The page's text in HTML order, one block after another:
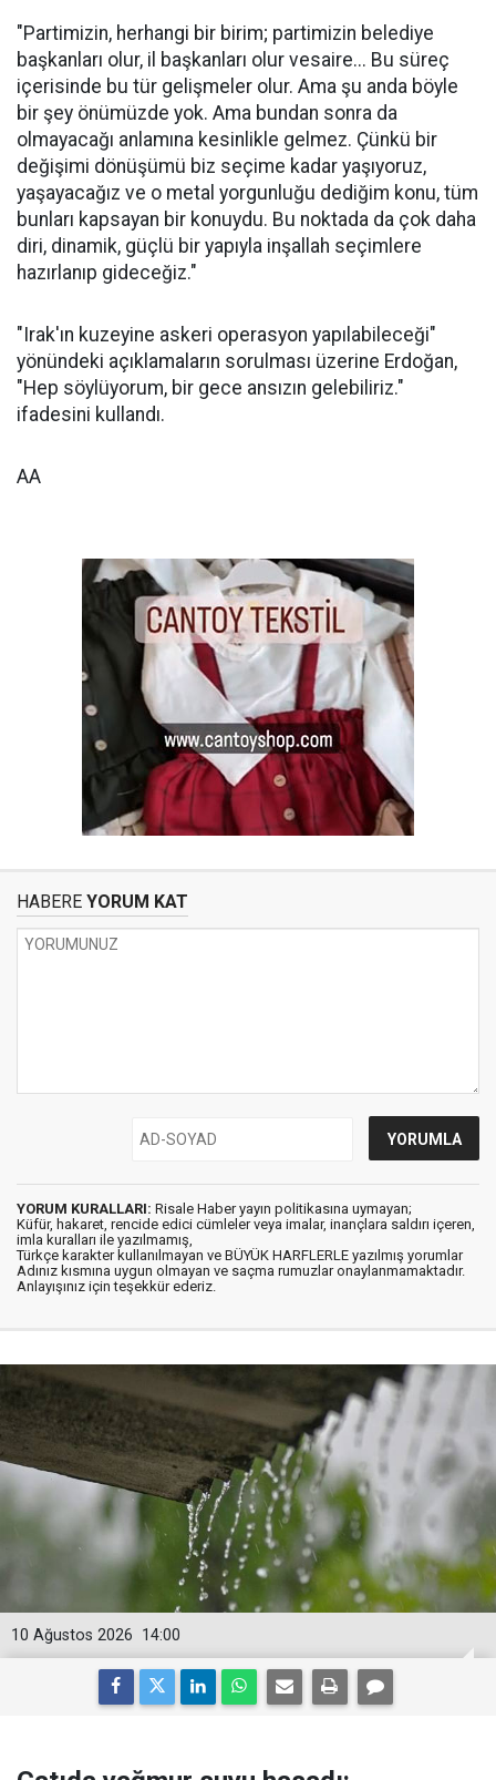
"Partimizin, herhangi bir birim; partimizin belediye
başkanları olur, il başkanları olur vesaire... Bu süreç
içerisinde bu tür gelişmeler olur. Ama şu anda böyle
bir şey önümüzde yok. Ama bundan sonra da
olmayacağı anlamına kesinlikle gelmez. Çünkü bir
değişimi dönüşümü biz seçime kadar yaşıyoruz,
yaşayacağız ve o metal yorgunluğu dediğim konu, tüm
bunları kapsayan bir konuydu. Bu noktada da çok daha
diri, dinamik, güçlü bir yapıyla inşallah seçimlere
hazırlanıp gideceğiz."
"Irak'ın kuzeyine askeri operasyon yapılabileceği"
yönündeki açıklamaların sorulması üzerine Erdoğan,
"Hep söylüyorum, bir gece ansızın gelebiliriz."
ifadesini kullandı.
AA
HABERE YORUM KAT
YORUM KURALLARI: Risale Haber yayın politikasına uymayan;
Küfür, hakaret, rencide edici cümleler veya imalar, inançlara saldırı içeren,
imla kuralları ile yazılmamış,
Türkçe karakter kullanılmayan ve BÜYÜK HARFLERLE yazılmış yorumlar
Adınız kısmına uygun olmayan ve saçma rumuzlar onaylanmamaktadır.
Anlayışınız için teşekkür ederiz.
14:00
10 Ağustos 2026